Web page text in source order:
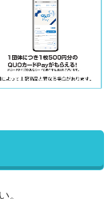
。